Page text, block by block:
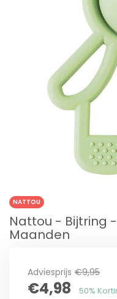
NATTOU
Nattou - Bijtring
Maanden
Adviesprijs €9,95
€4,98 50%